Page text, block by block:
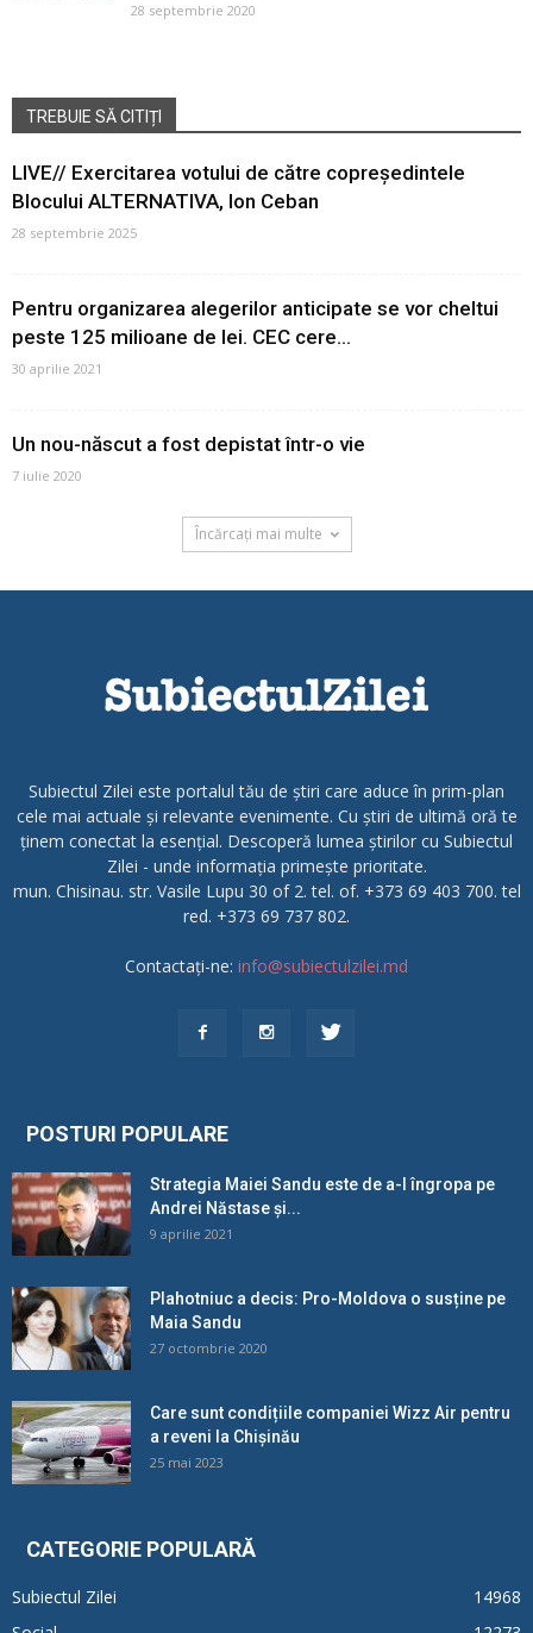
28 septembrie 2020
TREBUIE SĂ CITIȚI
LIVE// Exercitarea votului de către copreședintele
Blocului ALTERNATIVA, Ion Ceban
28 septembrie 2025
Pentru organizarea alegerilor anticipate se vor cheltui
peste 125 milioane de lei. CEC cere...
30 aprilie 2021
Un nou-născut a fost depistat într-o vie
7 iulie 2020
Încărcați mai multe
Subiectul Zilei este portalul tău de știri care aduce în prim-plan
cele mai actuale și relevante evenimente. Cu știri de ultimă oră te
ținem conectat la esențial. Descoperă lumea știrilor cu Subiectul
Zilei - unde informația primește prioritate.
mun. Chisinau. str. Vasile Lupu 30 of 2. tel. of. +373 69 403 700. tel
red. +373 69 737 802.
Contactați-ne: info@subiectulzilei.md
POSTURI POPULARE
Strategia Maiei Sandu este de a-l îngropa pe
Andrei Năstase și...
9 aprilie 2021
Plahotniuc a decis: Pro-Moldova o susține pe
Maia Sandu
27 octombrie 2020
Care sunt condițiile companiei Wizz Air pentru
a reveni la Chișinău
25 mai 2023
CATEGORIE POPULARĂ
Subiectul Zilei
14968